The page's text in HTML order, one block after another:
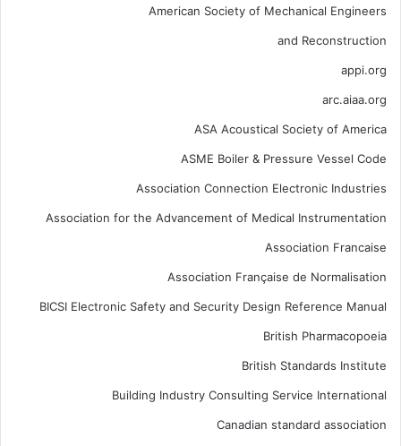
American Society of Mechanical Engineers
and Reconstruction
appi.org
arc.aiaa.org
ASA Acoustical Society of America
ASME Boiler & Pressure Vessel Code
Association Connection Electronic Industries
Association for the Advancement of Medical Instrumentation
Association Francaise
Association Française de Normalisation
BICSI Electronic Safety and Security Design Reference Manual
British Pharmacopoeia
British Standards Institute
Building Industry Consulting Service International
Canadian standard association